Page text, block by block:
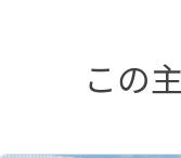
この